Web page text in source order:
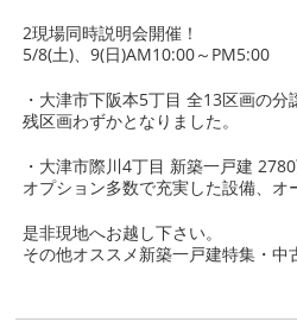
2現場同時説明会開催！
5/8(土)、9(日)AM10:00～PM5:00
・大津市下阪本5丁目 全13区画の分
残区画わずかとなりました。
・大津市際川4丁目 新築一戸建
オプション多数で充実した設備、オ
是非現地へお越し下さい。
その他オススメ新築一戸建特集・中